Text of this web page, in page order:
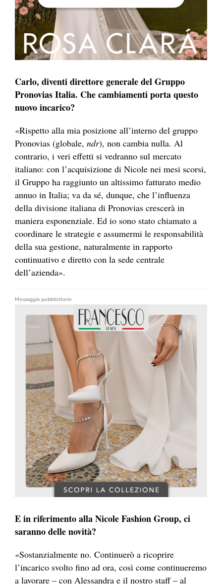
Carlo, diventi direttore generale del Gruppo
Pronovias Italia. Che cambiamenti porta questo
nuovo incarico?
«Rispetto alla mia posizione all’interno del gruppo
Pronovias (globale, ndr), non cambia nulla. Al
contrario, i veri effetti si vedranno sul mercato
italiano: con l’acquisizione di Nicole nei mesi scorsi,
il Gruppo ha raggiunto un altissimo fatturato medio
annuo in Italia; va da sé, dunque, che l’influenza
della divisione italiana di Pronovias crescerà in
maniera esponenziale. Ed io sono stato chiamato a
coordinare le strategie e assumermi le responsabilità
della sua gestione, naturalmente in rapporto
continuativo e diretto con la sede centrale
dell’azienda».
Messaggio pubblicitario
E in riferimento alla Nicole Fashion Group, ci
saranno delle novità?
«Sostanzialmente no. Continuerò a ricoprire
l’incarico svolto fino ad ora, così come continueremo
a lavorare – con Alessandra e il nostro staff – al